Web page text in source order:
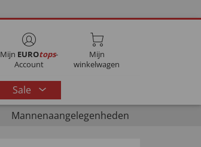
Mijn EUROtops-
Account
Mijn
winkelwagen
Sale
Mannenaangelegenheden